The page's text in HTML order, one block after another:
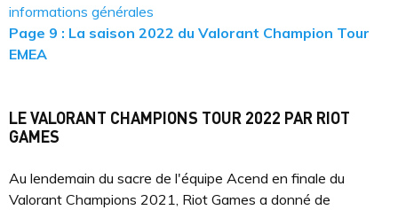
informations générales
Page 9 : La saison 2022 du Valorant Champion Tour
EMEA
LE VALORANT CHAMPIONS TOUR 2022 PAR RIOT
GAMES
Au lendemain du sacre de l'équipe Acend en finale du
Valorant Champions 2021, Riot Games a donné de